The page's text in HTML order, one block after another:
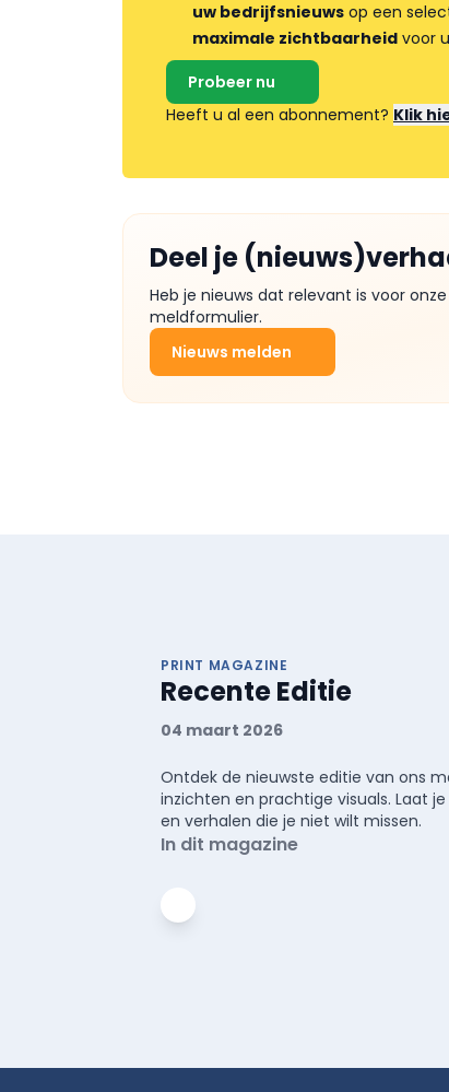
uw bedrijfsnieuws op een
maximale zichtbaarheid voor
Probeer nu
Heeft u al een abonnement? Klik
Deel je
Heb je nieuws dat relevant is voor
meldformulier.
Nieuws melden
PRINT MAGAZINE
Recente Editie
04 maart 2026
Ontdek de nieuwste editie van ons
inzichten en prachtige visuals. Laat
en verhalen die je niet wilt missen.
In dit magazine